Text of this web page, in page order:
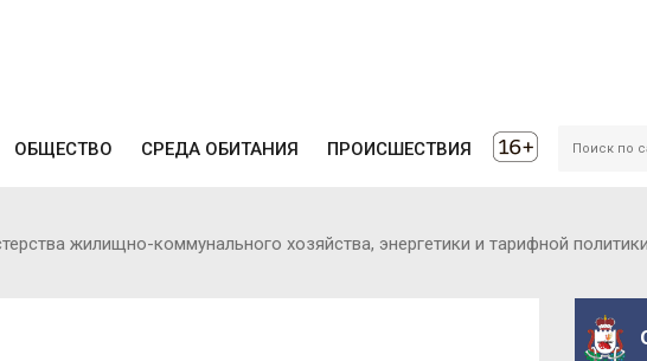
ОБЩЕСТВО СРЕДА ОБИТАНИЯ ПРОИСШЕСТВИЯ
жилищно-коммунального хозяйства, энергетики и тарифной